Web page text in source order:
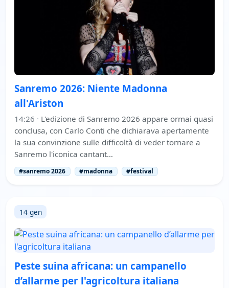
Sanremo 2026: Niente Madonna
all'Ariston
14:26 · L'edizione di Sanremo 2026 appare ormai quasi
conclusa, con Carlo Conti che dichiarava apertamente
la sua convinzione sulle difficoltà di veder tornare a
Sanremo l'iconica cantant…
#sanremo 2026 #madonna #festival
14 gen
Peste suina africana: un campanello
d’allarme per l'agricoltura italiana